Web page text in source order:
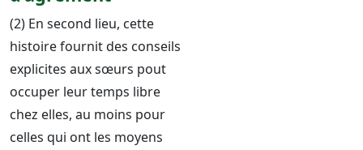
(2) En second lieu, cette
histoire fournit des conseils
explicites aux sœurs pout
occuper leur temps libre
chez elles, au moins pour
celles qui ont les moyens